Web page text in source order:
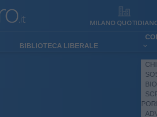
MILANO
BIBLIOTECA LIBERALE
BIO